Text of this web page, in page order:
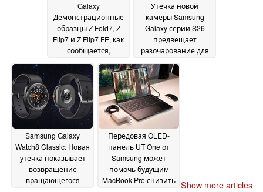
Galaxy
Демонстрационные
образцы Z Fold7, Z
Flip7 и Z Flip7 FE, как
сообщается,
готовятся к дебюту в
июле23 May 2025
Утечка новой
камеры Samsung
Galaxy серии S26
предвещает
разочарование для
ожидающих
поклонников
2025
Samsung Galaxy
Watch8 Classic: Новая
утечка показывает
возвращение
вращающегося
Передовая OLED-
панель UT One от
Samsung может
помочь будущим
MacBook Pro снизить Show more articles